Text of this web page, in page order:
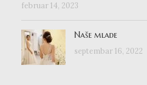
februar 14, 2023
Naše mlade
septembar 16, 2022